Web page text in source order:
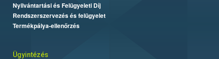
Nyilvántartási és Felügyeleti Díj
Rendszerszervezés és felügyelet
Termékpálya-ellenőrzés
Ügyintézés